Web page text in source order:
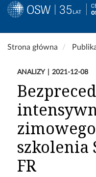
Przejdź
doStrona główna
ANALIZY 2021-12-08
szkolenia
FR